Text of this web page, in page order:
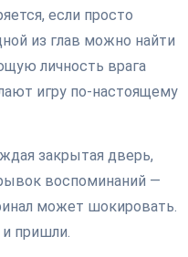
если просто
из глав можно найти
личность врага
игру по-настоящему
закрытая дверь,
воспоминаний —
может шокировать.
пришли.